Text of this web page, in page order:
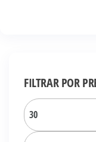
se
pueden
elegir
en
FILTRAR POR